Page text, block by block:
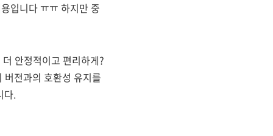
입니다 ㅠㅠ 하지만 중
안정적이고 편리하게?
전과의 호환성 유지를
다.